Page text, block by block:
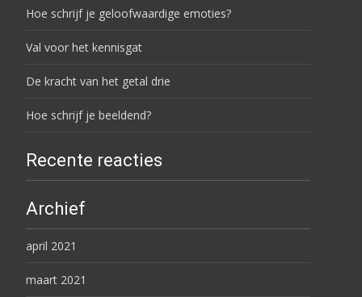
Hoe schrijf je geloofwaardige emoties?
Val voor het kennisgat
De kracht van het getal drie
Hoe schrijf je beeldend?
Recente reacties
Archief
april 2021
maart 2021